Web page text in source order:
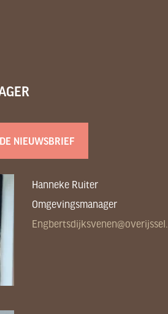
NIEUWSBRIEF
Hanneke Ruiter
Omgevingsmanager